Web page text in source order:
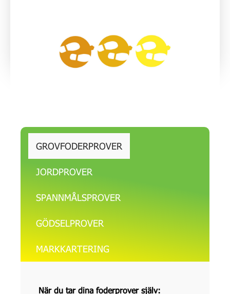
GROVFODERPROVER
JORDPROVER
SPANNMÅLSPROVER
GÖDSELPROVER
MARKKARTERING
När du tar dina foderprover själv: